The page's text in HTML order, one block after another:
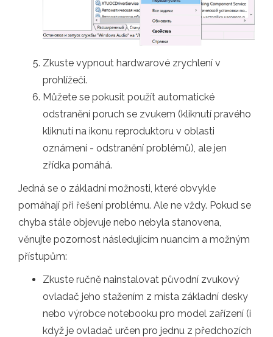
Zkuste vypnout hardwarové zrychlení v
prohlížeči.
Můžete se pokusit použít automatické
odstranění poruch se zvukem (kliknutí pravého
kliknutí na ikonu reproduktoru v oblasti
oznámení - odstranění problémů), ale jen
zřídka pomáhá.
Jedná se o základní možnosti, které obvykle
pomáhají při řešení problému. Ale ne vždy. Pokud se
chyba stále objevuje nebo nebyla stanovena,
věnujte pozornost následujícím nuancím a možným
přístupům:
Zkuste ručně nainstalovat původní zvukový
ovladač jeho stažením z místa základní desky
nebo výrobce notebooku pro model zařízení (i
když je ovladač určen pro jednu z předchozích